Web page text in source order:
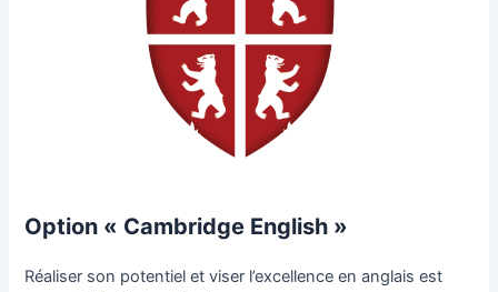
Option « Cambridge English »
Réaliser son potentiel et viser l’excellence en anglais est